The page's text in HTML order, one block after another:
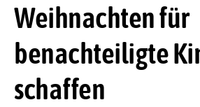
Weihnachten für
benachteiligte
schaffen